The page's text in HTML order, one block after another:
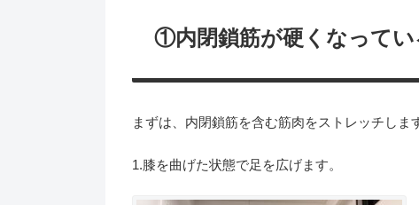
①内閉鎖筋が硬くなってい
まずは、内閉鎖筋を含む筋肉をストレッチしま
1.膝を曲げた状態で足を広げます。